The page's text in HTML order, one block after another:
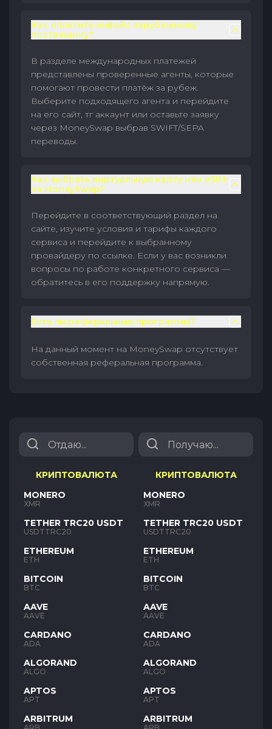
Как оплатить инвойс зарубежному
поставщику?
В разделе международных платежей
представлены проверенные агенты, которые
помогают провести платёж за рубеж.
Выберите подходящего агента и перейдите
на его сайт, тг аккаунт или оставьте заявку
через MoneySwap выбрав SWIFT/SEPA
переводы.
Как выбрать виртуальную карту или eSIM
на MoneySwap?
Перейдите в соответствующий раздел на
сайте, изучите условия и тарифы каждого
сервиса и перейдите к выбранному
провайдеру по ссылке. Если у вас возникли
вопросы по работе конкретного сервиса —
обратитесь в его поддержку напрямую.
Есть ли реферальные программы?
На данный момент на MoneySwap отсутствует
собственная реферальная программа.
КРИПТОВАЛЮТА
MONERO
XMR
TETHER TRC20 USDT
USDTTRC20
ETHEREUM
ETH
BITCOIN
BTC
AAVE
AAVE
CARDANO
ADA
ALGORAND
ALGO
APTOS
APT
ARBITRUM
КРИПТОВАЛЮТА
MONERO
XMR
TETHER TRC20 USDT
USDTTRC20
ETHEREUM
ETH
BITCOIN
BTC
AAVE
AAVE
CARDANO
ADA
ALGORAND
ALGO
APTOS
APT
ARBITRUM